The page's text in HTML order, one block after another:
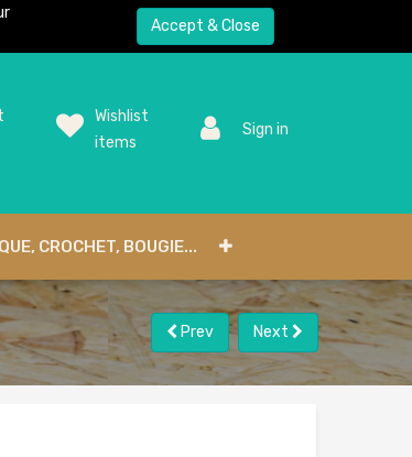
Accept & Close
Wishlist
items
Sign in
CROCHET, BOUGIE...
Prev Next